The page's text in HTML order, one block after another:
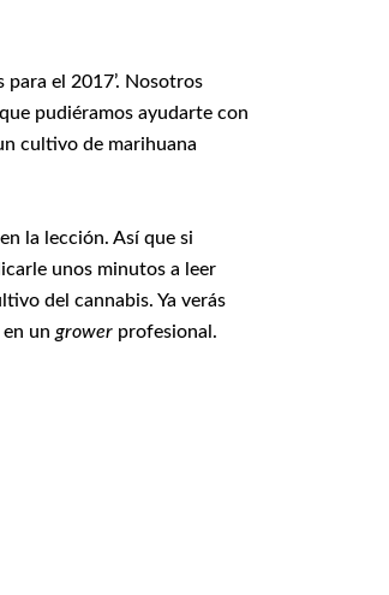
el 2017’. Nosotros
pudiéramos ayudarte con
cultivo de marihuana
la lección. Así que si
unos minutos a leer
del cannabis. Ya verás
un grower profesional.